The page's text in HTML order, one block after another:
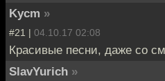
Kycm »
#21 | 04.10.17 02:08
Красивые песни, даже со
SlavYurich »